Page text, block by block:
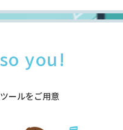
you!
ールをご用意